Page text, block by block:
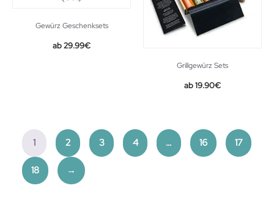
Gewürz Geschenksets
Original
29.99€Current
Grillgewürz Sets
Original
19.90€Current
1 2 3 4 … 16 17
18 →